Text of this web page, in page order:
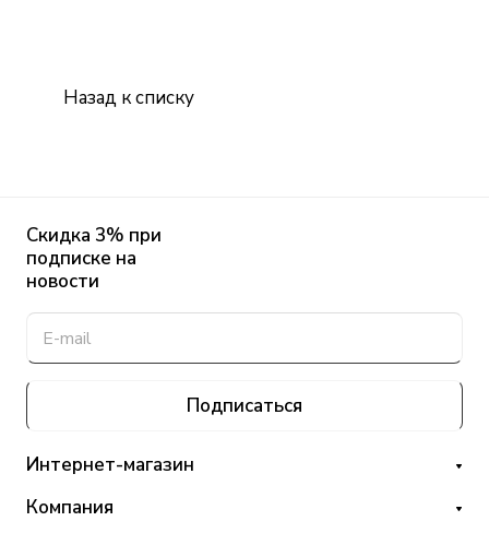
Назад к списку
Скидка 3% при
подписке на
новости
Подписаться
Интернет-магазин
Компания